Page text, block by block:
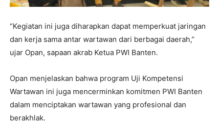
“Kegiatan ini juga diharapkan dapat memperkuat jaringan
dan kerja sama antar wartawan dari berbagai daerah,”
ujar Opan, sapaan akrab Ketua PWI Banten.
Opan menjelaskan bahwa program Uji Kompetensi
Wartawan ini juga mencerminkan komitmen PWI Banten
dalam menciptakan wartawan yang profesional dan
berakhlak.